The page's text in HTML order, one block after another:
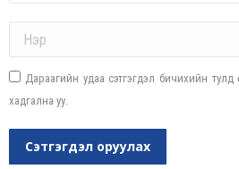
Дараагийн удаа сэтгэгдэл бичихийн
хадгална уу.
Сэтгэгдэл оруулах